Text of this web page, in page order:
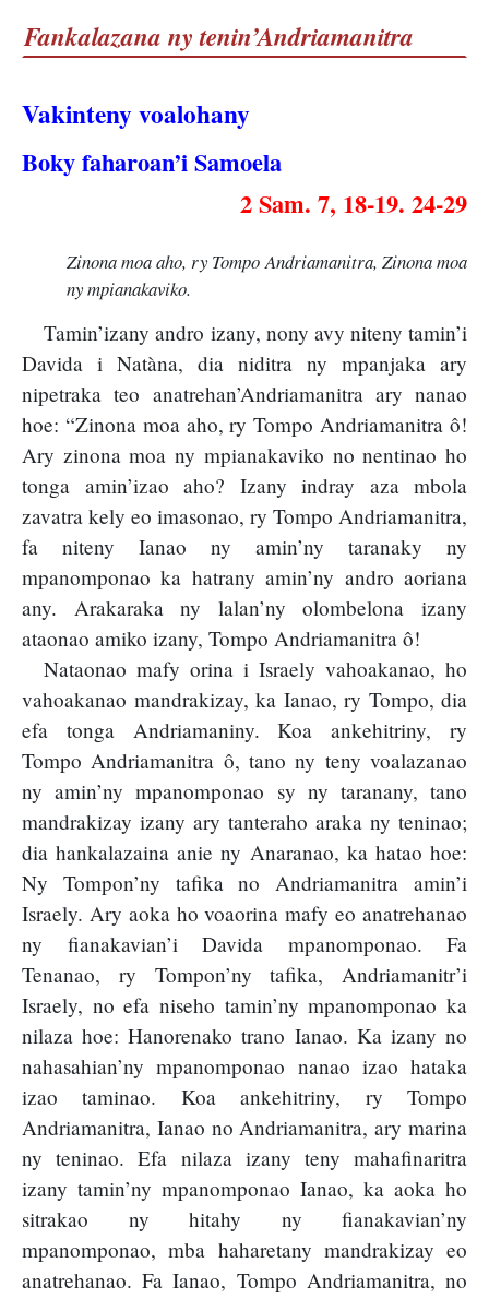
Fankalazana ny tenin’Andriamanitra
Vakinteny voalohany
Boky faharoan’i Samoela
2 Sam. 7, 18-19. 24-29
Zinona moa aho, ry Tompo Andriamanitra, Zinona moa
ny mpianakaviko.
Tamin’izany andro izany, nony avy niteny tamin’i
Davida i Natàna, dia niditra ny mpanjaka ary
nipetraka teo anatrehan’Andriamanitra ary nanao
hoe: “Zinona moa aho, ry Tompo Andriamanitra ô!
Ary zinona moa ny mpianakaviko no nentinao ho
tonga amin’izao aho? Izany indray aza mbola
zavatra kely eo imasonao, ry Tompo Andriamanitra,
fa niteny Ianao ny amin’ny taranaky ny
mpanomponao ka hatrany amin’ny andro aoriana
any. Arakaraka ny lalan’ny olombelona izany
ataonao amiko izany, Tompo Andriamanitra ô!
Nataonao mafy orina i Israely vahoakanao, ho
vahoakanao mandrakizay, ka Ianao, ry Tompo, dia
efa tonga Andriamaniny. Koa ankehitriny, ry
Tompo Andriamanitra ô, tano ny teny voalazanao
ny amin’ny mpanomponao sy ny taranany, tano
mandrakizay izany ary tanteraho araka ny teninao;
dia hankalazaina anie ny Anaranao, ka hatao hoe:
Ny Tompon’ny tafika no Andriamanitra amin’i
Israely. Ary aoka ho voaorina mafy eo anatrehanao
ny fianakavian’i Davida mpanomponao. Fa
Tenanao, ry Tompon’ny tafika, Andriamanitr’i
Israely, no efa niseho tamin’ny mpanomponao ka
nilaza hoe: Hanorenako trano Ianao. Ka izany no
nahasahian’ny mpanomponao nanao izao hataka
izao taminao. Koa ankehitriny, ry Tompo
Andriamanitra, Ianao no Andriamanitra, ary marina
ny teninao. Efa nilaza izany teny mahafinaritra
izany tamin’ny mpanomponao Ianao, ka aoka ho
sitrakao ny hitahy ny fianakavian’ny
mpanomponao, mba haharetany mandrakizay eo
anatrehanao. Fa Ianao, Tompo Andriamanitra, no